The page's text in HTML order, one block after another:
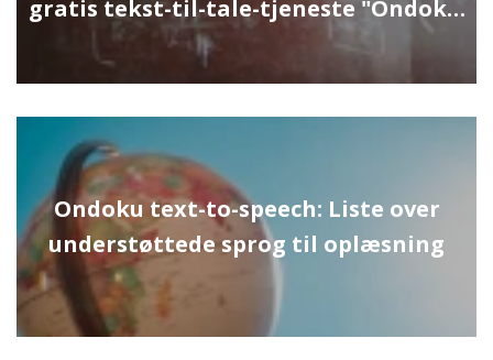
gratis tekst-til-tale-tjeneste "Ondok…
Ondoku text-to-speech: Liste over
understøttede sprog til oplæsning